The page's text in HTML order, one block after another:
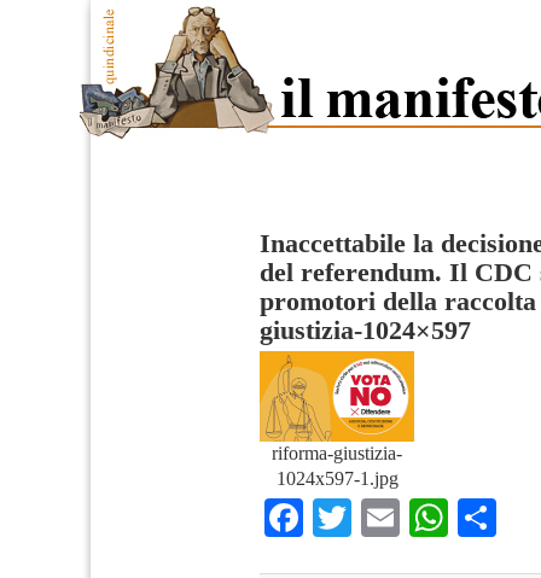
Inaccettabile la
del referendum. Il CDC
promotori della
giustizia-1024×597
riforma-giustizia-
1024x597-1.jpg
Facebook
TwitterEmail